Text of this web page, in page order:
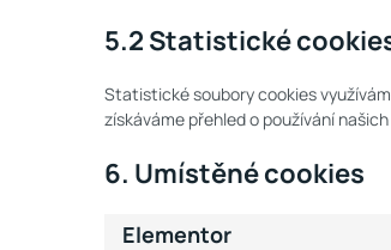
5.2 Statistické
Statistické soubory cookies
získáváme přehled o používání
6. Umístěné cookies
Elementor